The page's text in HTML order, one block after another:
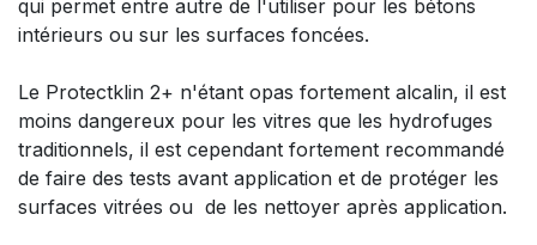
qui permet entre autre de l'utiliser pour les bétons
intérieurs ou sur les surfaces foncées.
Le Protectklin 2+ n'étant opas fortement alcalin, il est
moins dangereux pour les vitres que les hydrofuges
traditionnels, il est cependant fortement recommandé
de faire des tests avant application et de protéger les
surfaces vitrées ou de les nettoyer après application.